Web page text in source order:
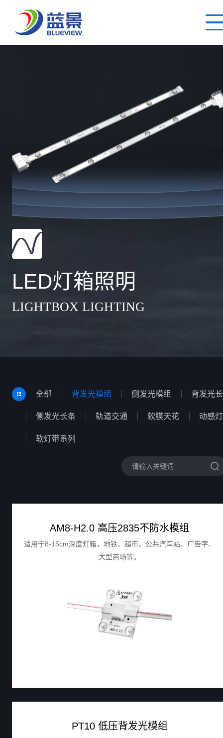
LED灯箱照明
LIGHTBOX LIGHTING
全部 背发光模组 侧发光模组 背发光
侧发光长条 轨道交通 软膜天花 动感
软灯带系列
AM8-H2.0 高压2835不防水模组
适用于8-15cm深度灯箱，地铁、超市、公共汽车站、广告字、
大型商场等。
PT10 低压背发光模组